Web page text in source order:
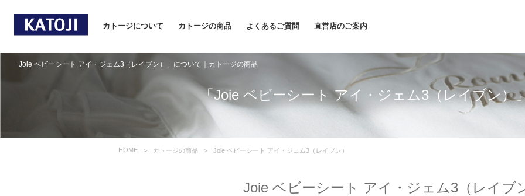
カトージについて カトージの商品 よくあるご質問
直営店のご案内
「Joie ベビーシート アイ・ジェム3（レイブン）」について｜カトージの商品
「Joie ベビーシート アイ・ジェム3（レイブン）
HOME カトージの商品 Joie ベビーシート アイ・ジェム3（レイブン）
Joie ベビーシート アイ・ジェム3（レイブ